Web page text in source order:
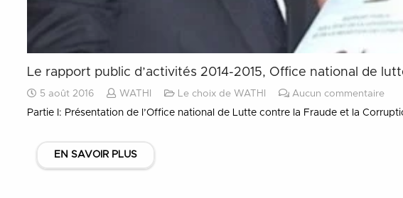
Le rapport public d’activités 2014-2015, Office national de
5 août 2016 WATHI Le choix de WATHI
Aucun commentaire
Partie I: Présentation de l’Office national de Lutte contre la Fraude et la
EN SAVOIR PLUS